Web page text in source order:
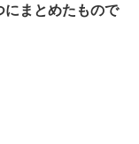
まとめたもので